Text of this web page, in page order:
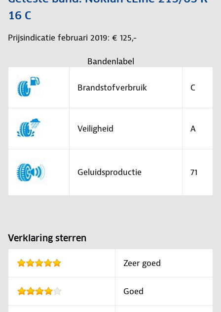
16 C
Prijsindicatie februari 2019: € 125,-
Bandenlabel
Brandstofverbruik C
Veiligheid A
Geluidsproductie 71
Verklaring sterren
Zeer goed
Goed